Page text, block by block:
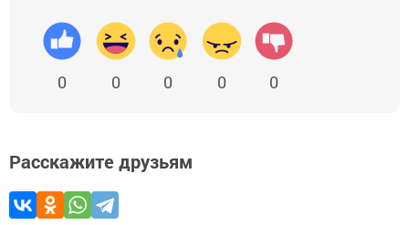
0 0 0 0 0
Расскажите друзьям